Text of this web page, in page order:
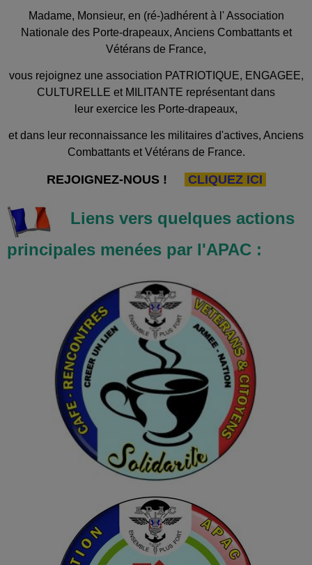
Madame, Monsieur, en (ré-)adhérent à l' Association
Nationale des Porte-drapeaux, Anciens Combattants et
Vétérans de France,
vous rejoignez une association PATRIOTIQUE, ENGAGEE,
CULTURELLE et MILITANTE représentant dans
leur exercice les Porte-drapeaux,
et dans leur reconnaissance les militaires d'actives, Anciens
Combattants et Vétérans de France.
REJOIGNEZ-NOUS ! CLIQUEZ ICI
Liens vers quelques actions
principales menées par l'APAC :